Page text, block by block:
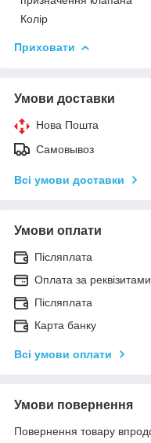
Колір
Приховати
Умови доставки
Нова Пошта
Самовывоз
Всі умови доставки
Умови оплати
Післяплата
Оплата за реквізитами
Післяплата
Карта банку
Всі умови оплати
Умови повернення
Повернення товару